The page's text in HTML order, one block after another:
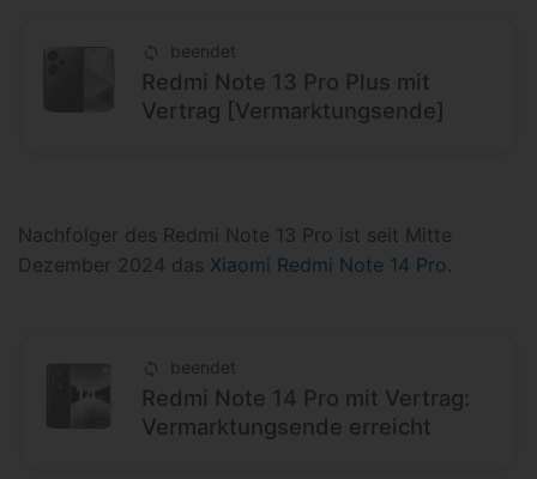
beendet
Redmi Note 13 Pro Plus mit
Vertrag [Vermarktungsende]
Nachfolger des Redmi Note 13 Pro ist seit Mitte
Dezember 2024 das Xiaomi Redmi Note 14 Pro.
beendet
Redmi Note 14 Pro mit Vertrag:
Vermarktungsende erreicht